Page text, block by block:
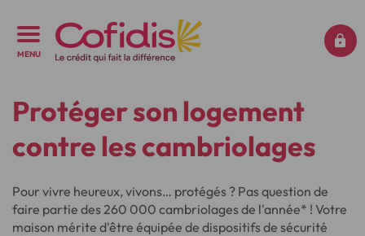
MENU
Protéger son logement
contre les cambriolages
Pour vivre heureux, vivons… protégés ? Pas question de
faire partie des 260 000 cambriolages de l'année* ! Votre
maison mérite d'être équipée de dispositifs de sécurité